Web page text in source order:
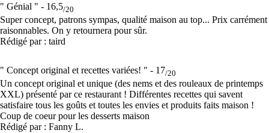
" Génial " - 16,5/20
Super concept, patrons sympas, qualité maison au top... Prix carrément
raisonnables. On y retournera pour sûr.
Rédigé par : taird
" Concept original et recettes variées! " - 17/20
Un concept original et unique (des nems et des rouleaux de printemps
XXL) présenté par ce restaurant ! Différentes recettes qui savent
satisfaire tous les goûts et toutes les envies et produits faits maison !
Coup de coeur pour les desserts maison
Rédigé par : Fanny L.